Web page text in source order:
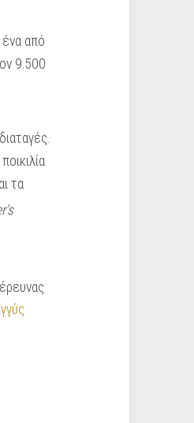
ένα από
9.500
τα